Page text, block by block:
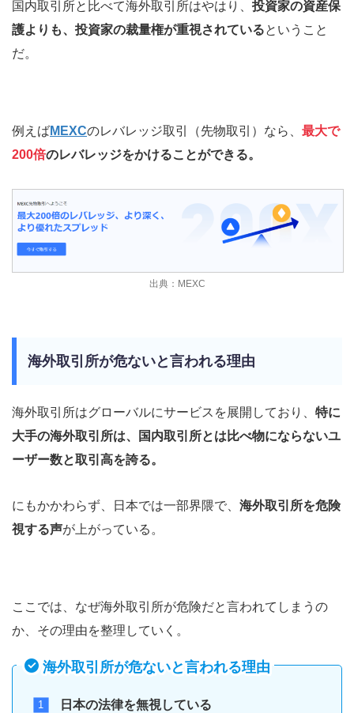
国内取引所と比べて海外取引所はやはり、 投資家の資産保
護よりも、投資家の裁量権が重視されているということ
だ。
例えばMEXCのレバレッジ取引（先物取引）なら、 最大で
200倍のレバレッジをかけることができる。
出典：MEXC
海外取引所が危ないと言われる理由
海外取引所はグローバルにサービスを展開しており、 特に
大手の海外取引所は、国内取引所とは比べ物にならないユ
ーザー数と取引高を誇る。
にもかかわらず、日本では一部界隈で、 海外取引所を危険
視する声が上がっている。
ここでは、なぜ海外取引所が危険だと言われてしまうの
か、その理由を整理していく。
海外取引所が危ないと言われる理由
日本の法律を無視している